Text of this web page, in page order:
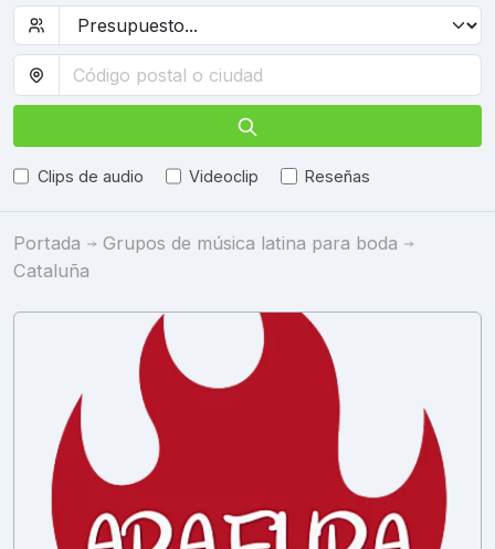
Clips de audio Videoclip Reseñas
Portada
Grupos de música latina para boda
Cataluña